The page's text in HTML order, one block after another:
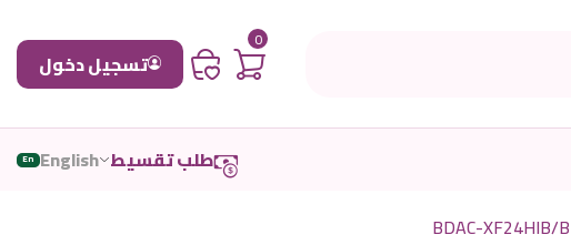
0
تسجيل دخول
طلب تقسيط English
En